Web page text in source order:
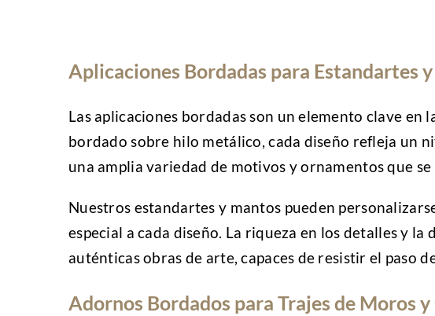
Aplicaciones Bordadas para Estandartes
Las aplicaciones bordadas son un elemento clave en
bordado sobre hilo metálico, cada diseño refleja un
una amplia variedad de motivos y ornamentos que
Nuestros estandartes y mantos pueden
especial a cada diseño. La riqueza en los detalles y
auténticas obras de arte, capaces de resistir el paso
Adornos Bordados para Trajes de Moros